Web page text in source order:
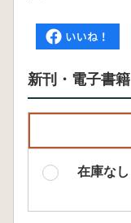
新刊・電子書籍
在庫なし